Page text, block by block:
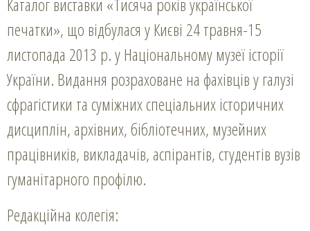
Каталог виставки «Тисяча років української
печатки», що відбулася у Києві 24 травня-15
листопада 2013 р. у Національному музеї історії
України. Видання розраховане на фахівців у галузі
сфрагістики та суміжних спеціальних історичних
дисциплін, архівних, бібліотечних, музейних
працівників, викладачів, аспірантів, студентів вузів
гуманітарного профілю.
Редакційна колегія: